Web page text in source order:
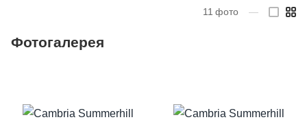
Фотогалерея
11 фото —